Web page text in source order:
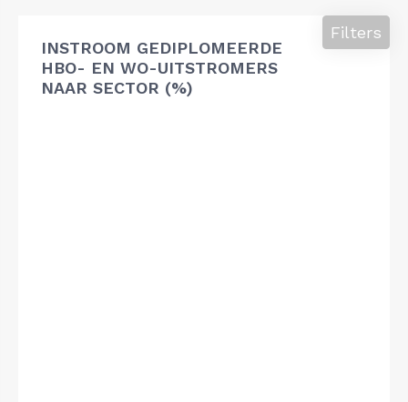
INSTROOM GEDIPLOMEERDE
HBO- EN WO-UITSTROMERS
NAAR SECTOR (%)
Filters